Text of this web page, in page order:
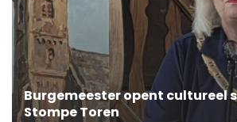
Burgemeester opent cultureel
Stompe Toren